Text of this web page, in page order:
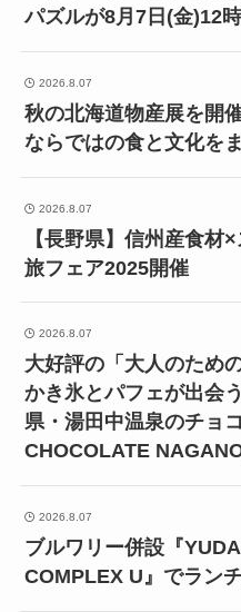
パズルが8月7日(金)12
2026.8.07
秋の北海道物産展を開
ならではの食と文化を
2026.8.07
【長野県】信州産食材
旅フェア2025開催
2026.8.07
大好評の「大人のため
かき氷とパフェが出会
県・湯田中温泉のチョ
CHOCOLATE
2026.8.07
ブルワリー併設『
COMPLEX U』でラン